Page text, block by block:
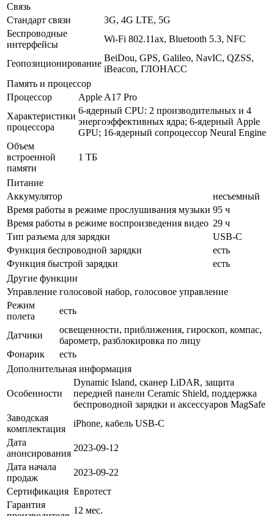
Связь
Стандарт связи
3G, 4G LTE, 5G
Беспроводные
интерфейсы
Wi-Fi 802.11ax, Bluetooth 5.3, NFC
Геопозиционирование
BeiDou, GPS, Galileo, NavIC, QZSS,
iBeacon, ГЛОНАСС
Память и процессор
Процессор
Apple A17 Pro
Характеристики
процессора
6-ядерный CPU: 2 производительных и 4
энергоэффективных ядра; 6-ядерный Apple
GPU; 16-ядерный сопроцессор Neural Engine
Объем
встроенной
памяти
1 ТБ
Питание
Аккумулятор
несъемный
Время работы в режиме прослушивания музыки 95 ч
Время работы в режиме воспроизведения видео 29 ч
Тип разъема для зарядки
USB-C
Функция беспроводной зарядки
есть
Функция быстрой зарядки
есть
Другие функции
Управление голосовой набор, голосовое управление
Режим
полета
есть
Датчики
освещенности, приближения, гироскоп, компас,
барометр, разблокировка по лицу
Фонарик
есть
Дополнительная информация
Особенности
Dynamic Island, сканер LiDAR, защита
передней панели Ceramic Shield, поддержка
беспроводной зарядки и аксессуаров MagSafe
Заводская
комплектация
iPhone, кабель USB-C
Дата
анонсирования
2023-09-12
Дата начала
продаж
2023-09-22
Сертификация Евротест
Гарантия
12 мес.